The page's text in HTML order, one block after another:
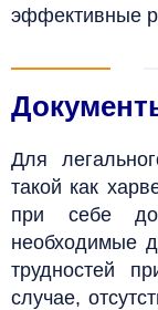
эффективные
Для
такой как
при себе
необходимые
трудностей
случае,